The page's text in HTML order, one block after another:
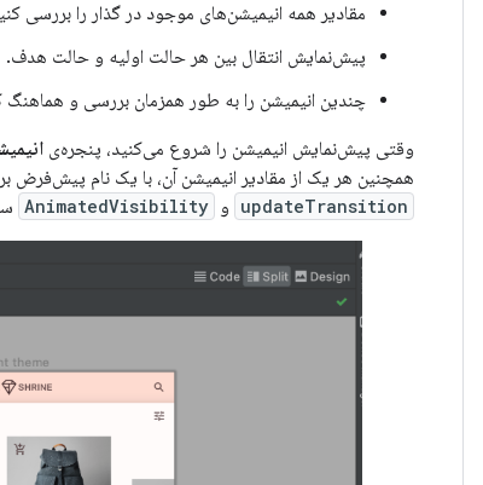
مقادیر همه انیمیشن‌های موجود در گذار را بررسی
پیش‌نمایش انتقال بین هر حالت اولیه و حالت هدف.
چندین انیمیشن را به طور همزمان بررسی و هماهنگ
وقتی پیش‌نمایش انیمیشن را شروع می‌کنید، پنجره‌ی
همچنین هر یک از مقادیر انیمیشن آن، با یک نام
updateTransition و AnimatedVisibility